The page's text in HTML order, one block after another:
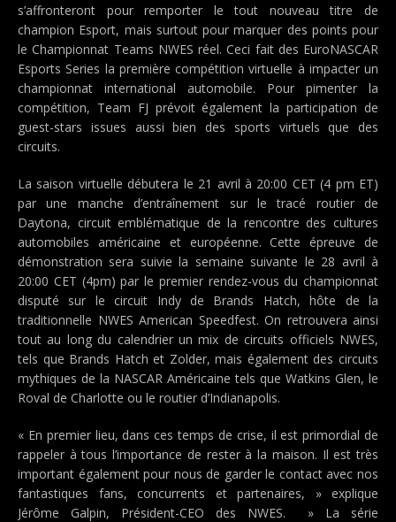
s’affronteront pour remporter le tout nouveau titre de
champion Esport, mais surtout pour marquer des points pour
le Championnat Teams NWES réel. Ceci fait des EuroNASCAR
Esports Series la première compétition virtuelle à impacter un
championnat international automobile. Pour pimenter la
compétition, Team FJ prévoit également la participation de
guest-stars issues aussi bien des sports virtuels que des
circuits.
La saison virtuelle débutera le 21 avril à 20:00 CET (4 pm ET)
par une manche d’entraînement sur le tracé routier de
Daytona, circuit emblématique de la rencontre des cultures
automobiles américaine et européenne. Cette épreuve de
démonstration sera suivie la semaine suivante le 28 avril à
20:00 CET (4pm) par le premier rendez-vous du championnat
disputé sur le circuit Indy de Brands Hatch, hôte de la
traditionnelle NWES American Speedfest. On retrouvera ainsi
tout au long du calendrier un mix de circuits officiels NWES,
tels que Brands Hatch et Zolder, mais également des circuits
mythiques de la NASCAR Américaine tels que Watkins Glen, le
Roval de Charlotte ou le routier d’Indianapolis.
« En premier lieu, dans ces temps de crise, il est primordial de
rappeler à tous l’importance de rester à la maison. Il est très
important également pour nous de garder le contact avec nos
fantastiques fans, concurrents et partenaires, » explique
Jérôme Galpin, Président-CEO des NWES. » La série